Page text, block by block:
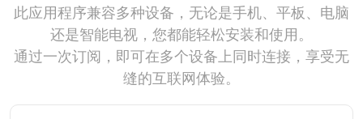
此应用程序兼容多种设备，无论是手机、平板、电脑
还是智能电视，您都能轻松安装和使用。
通过一次订阅，即可在多个设备上同时连接，享受无
缝的互联网体验。